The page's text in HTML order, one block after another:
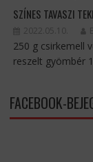
SZÍNES TAVASZI
2022.05.10.
250 g csirkemell
reszelt gyömbér
FACEBOOK-